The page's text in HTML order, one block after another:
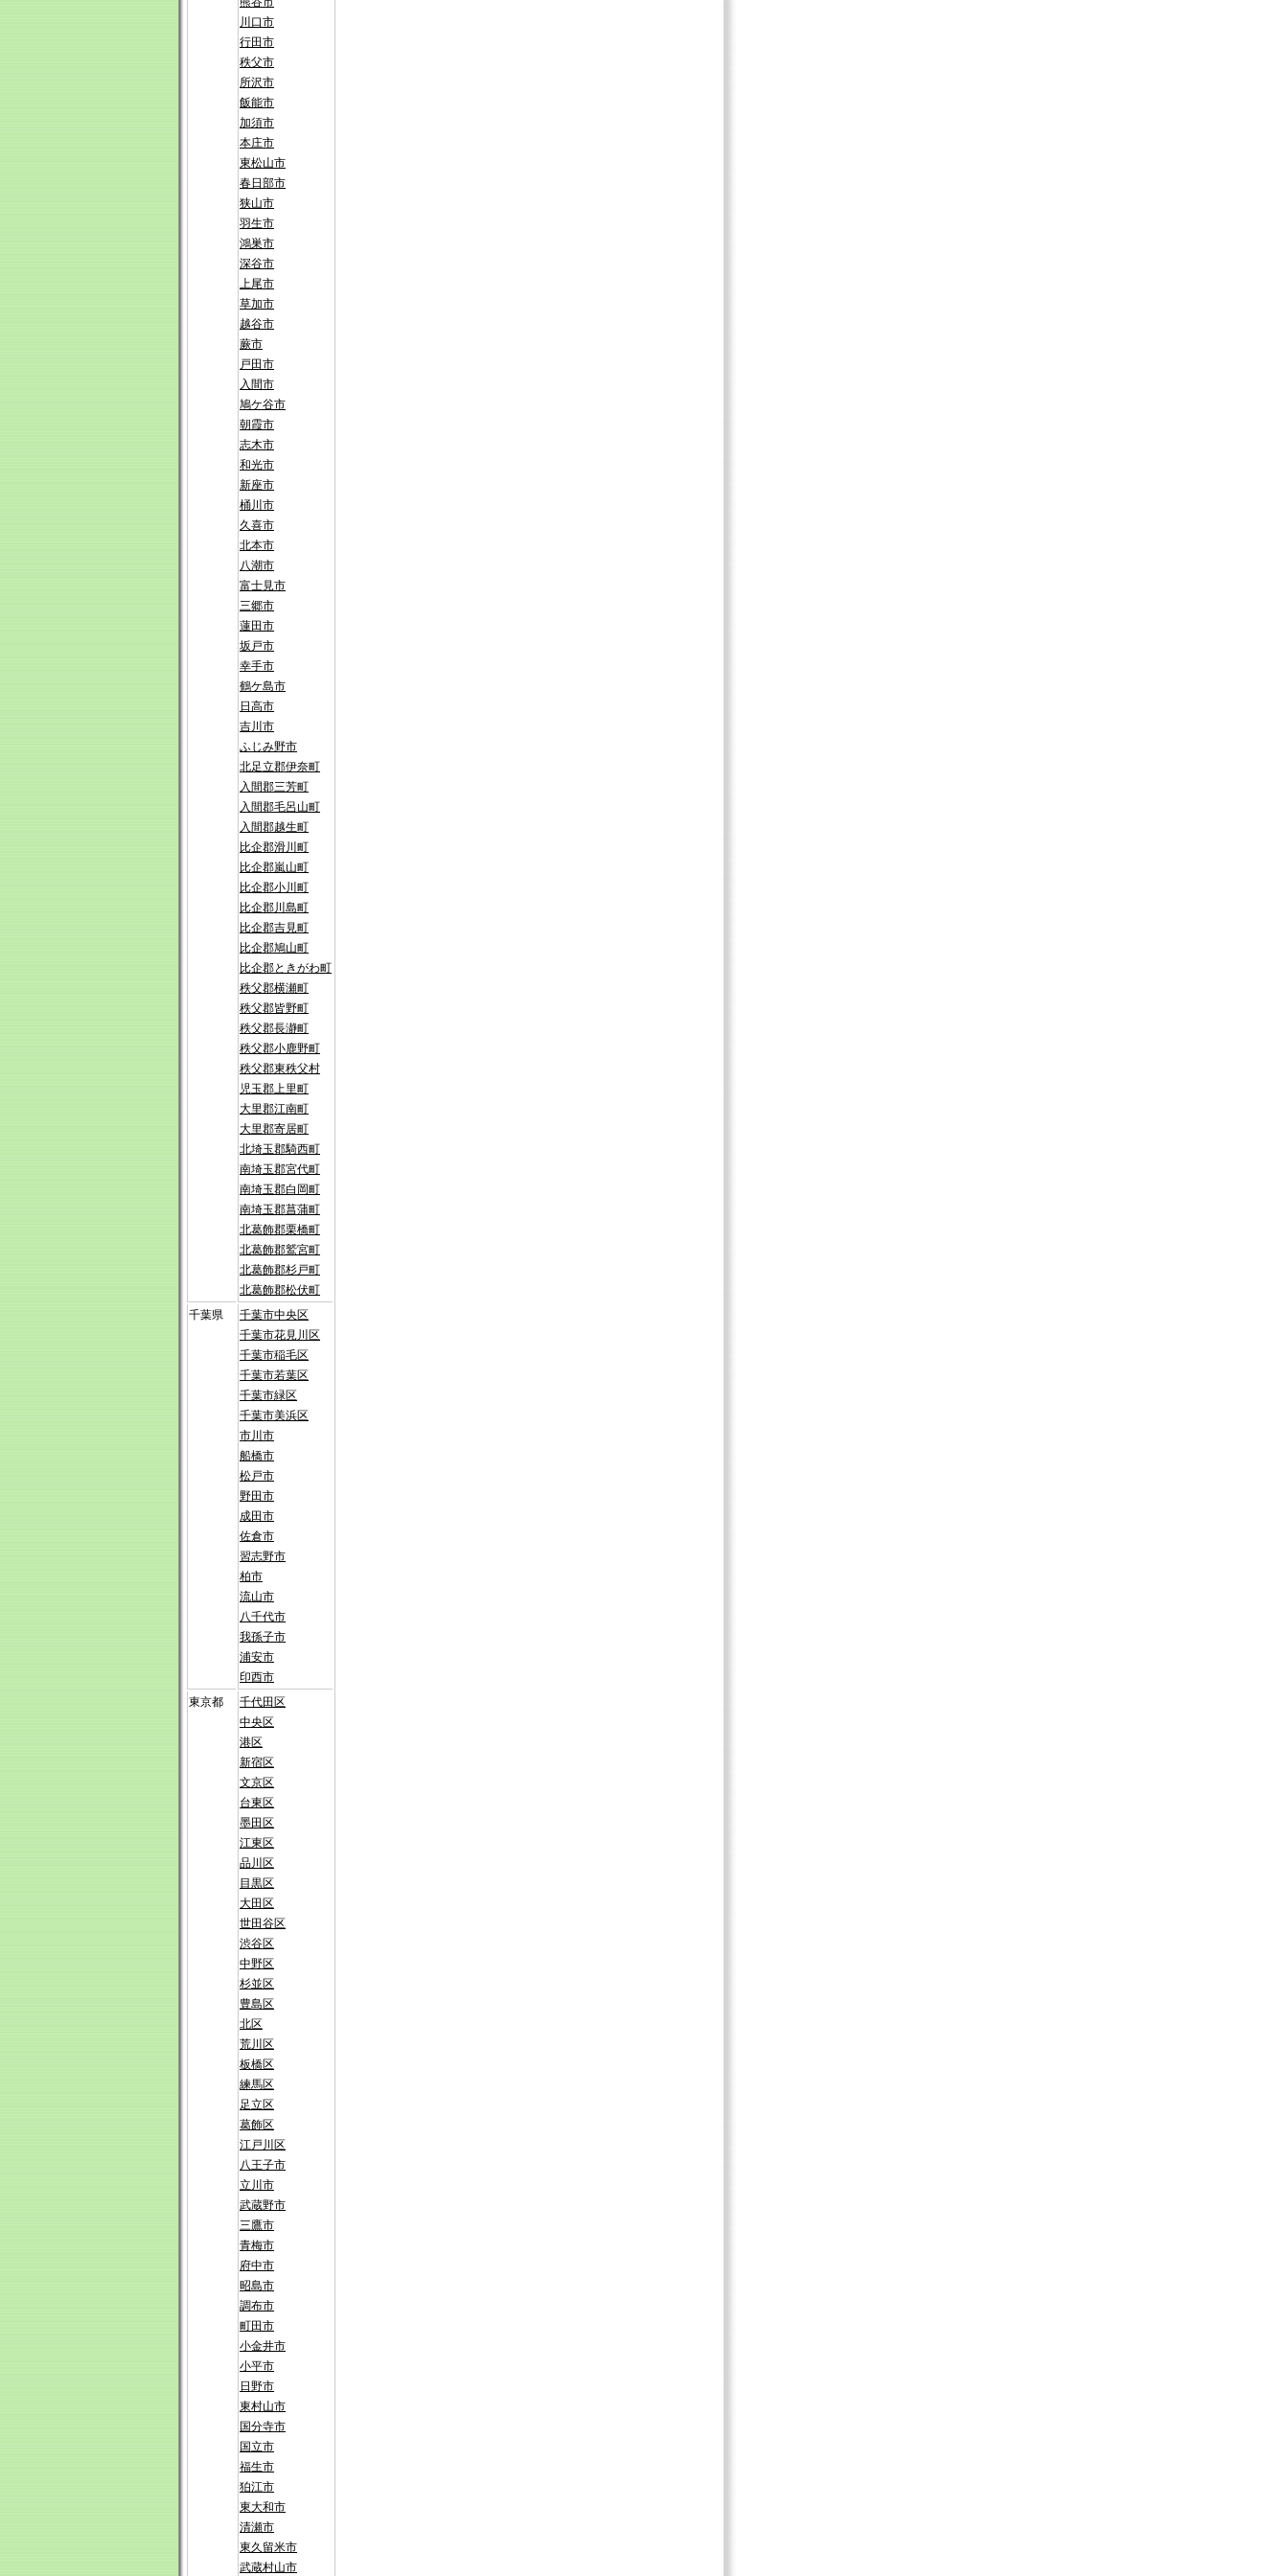
川口市
行田市
秩父市
所沢市
飯能市
加須市
本庄市
東松山市
春日部市
狭山市
羽生市
鴻巣市
深谷市
上尾市
草加市
越谷市
蕨市
戸田市
入間市
鳩ケ谷市
朝霞市
志木市
和光市
新座市
桶川市
久喜市
北本市
八潮市
富士見市
三郷市
蓮田市
坂戸市
幸手市
鶴ケ島市
日高市
吉川市
ふじみ野市
北足立郡伊奈町
入間郡三芳町
入間郡毛呂山町
入間郡越生町
比企郡滑川町
比企郡嵐山町
比企郡小川町
比企郡川島町
比企郡吉見町
比企郡鳩山町
比企郡ときがわ町
秩父郡横瀬町
秩父郡皆野町
秩父郡長瀞町
秩父郡小鹿野町
秩父郡東秩父村
児玉郡上里町
大里郡江南町
大里郡寄居町
北埼玉郡騎西町
南埼玉郡宮代町
南埼玉郡白岡町
南埼玉郡菖蒲町
北葛飾郡栗橋町
北葛飾郡鷲宮町
北葛飾郡杉戸町
北葛飾郡松伏町
千葉県
千葉市中央区
千葉市花見川区
千葉市稲毛区
千葉市若葉区
千葉市緑区
千葉市美浜区
市川市
船橋市
松戸市
野田市
成田市
佐倉市
習志野市
柏市
流山市
八千代市
我孫子市
浦安市
印西市
東京都
千代田区
中央区
港区
新宿区
文京区
台東区
墨田区
江東区
品川区
目黒区
大田区
世田谷区
渋谷区
中野区
杉並区
豊島区
北区
荒川区
板橋区
練馬区
足立区
葛飾区
江戸川区
八王子市
立川市
武蔵野市
三鷹市
青梅市
府中市
昭島市
調布市
町田市
小金井市
小平市
日野市
東村山市
国分寺市
国立市
福生市
狛江市
東大和市
清瀬市
東久留米市
武蔵村山市